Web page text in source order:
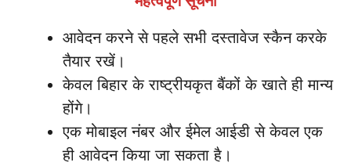
आवेदन करने से पहले सभी दस्तावेज स्कैन करके
तैयार रखें।
केवल बिहार के राष्ट्रीयकृत बैंकों के खाते ही मान्य
होंगे।
एक मोबाइल नंबर और ईमेल आईडी से केवल एक
ही आवेदन किया जा सकता है।